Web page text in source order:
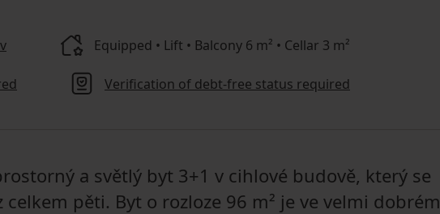
Equipped • Lift • Balcony 6 m² • Cellar 3 m²
Verification of debt-free status required
a světlý byt 3+1 v cihlové budově, který se
celkem pěti. Byt o rozloze 96 m² je ve velmi dobrém